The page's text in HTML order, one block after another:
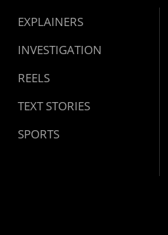
EXPLAINERS
INVESTIGATION
REELS
TEXT STORIES
SPORTS